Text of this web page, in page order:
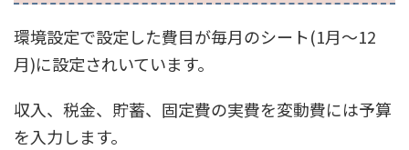
環境設定で設定した費目が毎月のシート(1月〜12
月)に設定されいています。
収入、税金、貯蓄、固定費の実費を変動費には予算
を入力します。